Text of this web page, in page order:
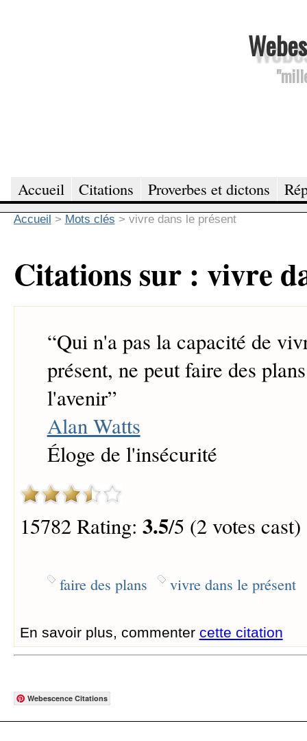
Accueil Citations Proverbes et dictons
Accueil > Mots clés > vivre dans le présent
Citations sur : vivre
“Qui n'a pas la capacité de
présent, ne peut faire des
l'avenir”
Alan Watts
Éloge de l'insécurité
15782 Rating: 3.5/5 (2 votes cast)
faire des plans vivre dans le présent
En savoir plus, commenter cette citation
Webescence Citations